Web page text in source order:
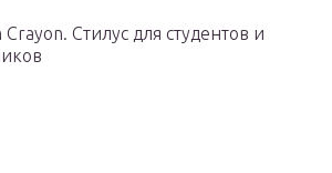
Crayon. Стилус для студентов и